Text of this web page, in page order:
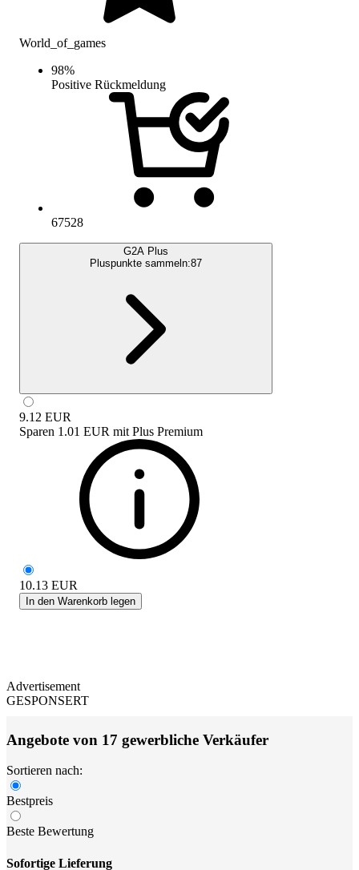
World_of_games
98%
Positive Rückmeldung
67528
G2A Plus
Pluspunkte sammeln:87
9.12 EUR
Sparen 1.01 EUR mit Plus Premium
10.13 EUR
In den Warenkorb legen
Advertisement
GESPONSERT
Angebote von 17 gewerbliche Verkäufer
Sortieren nach:
Bestpreis
Beste Bewertung
Sofortige Lieferung